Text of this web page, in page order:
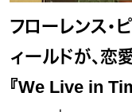
フローレンス・
ィールドが、恋
『We Live in